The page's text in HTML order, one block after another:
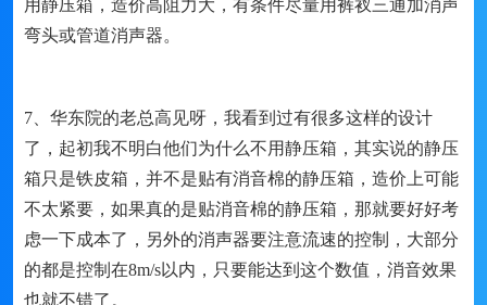
用静压箱，造价高阻力大，有条件尽量用裤衩三通加消声
弯头或管道消声器。
7、华东院的老总高见呀，我看到过有很多这样的设计
了，起初我不明白他们为什么不用静压箱，其实说的静压
箱只是铁皮箱，并不是贴有消音棉的静压箱，造价上可能
不太紧要，如果真的是贴消音棉的静压箱，那就要好好考
虑一下成本了，另外的消声器要注意流速的控制，大部分
的都是控制在8m/s以内，只要能达到这个数值，消音效果
也就不错了。